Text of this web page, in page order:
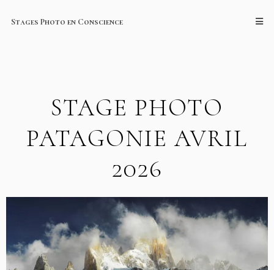
Stages Photo en Conscience
STAGE PHOTO
PATAGONIE AVRIL
2026